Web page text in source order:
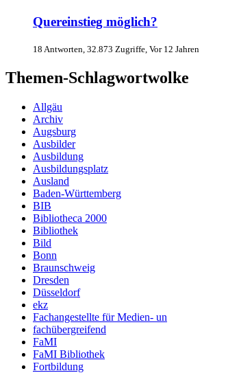
Quereinstieg möglich?
18 Antworten, 32.873 Zugriffe, Vor 12 Jahren
Themen-Schlagwortwolke
Allgäu
Archiv
Augsburg
Ausbilder
Ausbildung
Ausbildungsplatz
Ausland
Baden-Württemberg
BIB
Bibliotheca 2000
Bibliothek
Bild
Bonn
Braunschweig
Dresden
Düsseldorf
ekz
Fachangestellte für Medien- un
fachübergreifend
FaMI
FaMI Bibliothek
Fortbildung